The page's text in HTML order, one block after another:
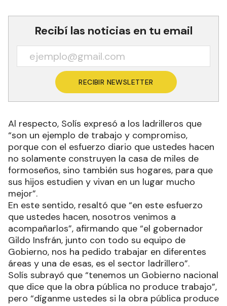
Recibí las noticias en tu email
RECIBIR NEWSLETTER
Al respecto, Solís expresó a los ladrilleros que
“son un ejemplo de trabajo y compromiso,
porque con el esfuerzo diario que ustedes hacen
no solamente construyen la casa de miles de
formoseños, sino también sus hogares, para que
sus hijos estudien y vivan en un lugar mucho
mejor”.
En este sentido, resaltó que “en este esfuerzo
que ustedes hacen, nosotros venimos a
acompañarlos”, afirmando que “el gobernador
Gildo Insfrán, junto con todo su equipo de
Gobierno, nos ha pedido trabajar en diferentes
áreas y una de esas, es el sector ladrillero”.
Solís subrayó que “tenemos un Gobierno nacional
que dice que la obra pública no produce trabajo”,
pero “díganme ustedes si la obra pública produce